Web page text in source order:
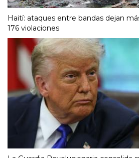
Haití: ataques entre bandas dejan
176 violaciones